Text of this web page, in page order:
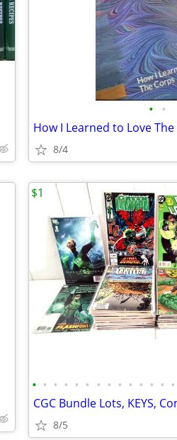
• •
How I Learned to Love
8/4
• • • • • • • • • • • • • •
8/5
$1